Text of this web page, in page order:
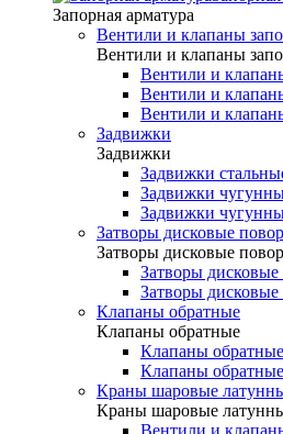
Запорная арматура
Вентили и клапаны
Вентили и клапаны
Вентили и
Вентили и
Вентили и
Задвижки
Задвижки
Задвижки
Задвижки
Задвижки
Затворы дисковые
Затворы дисковые
Затворы
Затворы
Клапаны обратные
Клапаны обратные
Клапаны
Клапаны
Краны шаровые
Краны шаровые
Вентили и